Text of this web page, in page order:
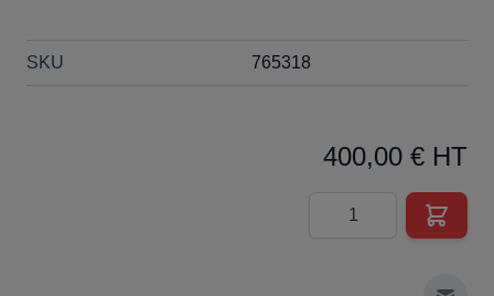
SKU 765318
400,00 € HT
Quantité